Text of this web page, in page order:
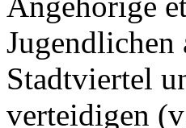
Stadtviertel
verteidigen